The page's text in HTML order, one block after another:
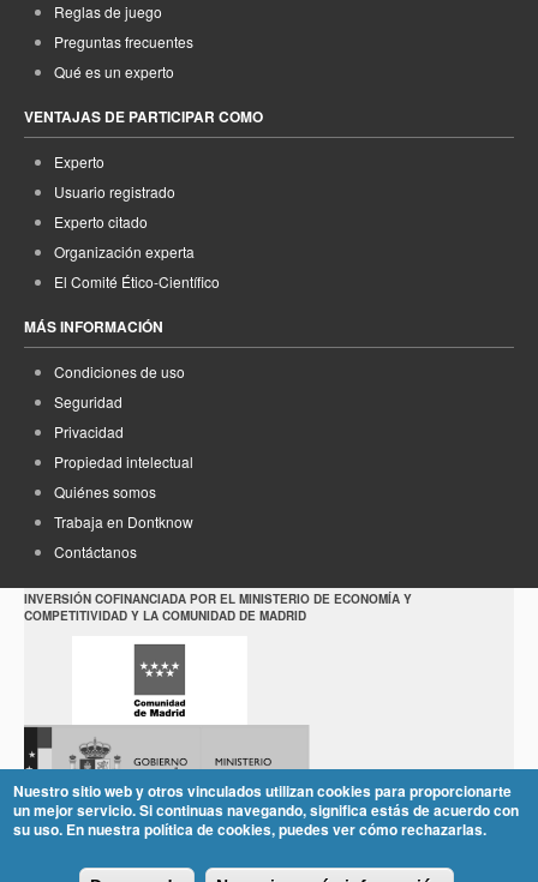
Reglas de juego
Preguntas frecuentes
Qué es un experto
VENTAJAS DE PARTICIPAR COMO
Experto
Usuario registrado
Experto citado
Organización experta
El Comité Ético-Científico
MÁS INFORMACIÓN
Condiciones de uso
Seguridad
Privacidad
Propiedad intelectual
Quiénes somos
Trabaja en Dontknow
Contáctanos
INVERSIÓN COFINANCIADA POR EL MINISTERIO DE ECONOMÍA Y
COMPETITIVIDAD Y LA COMUNIDAD DE MADRID
Nuestro sitio web y otros vinculados utilizan cookies para proporcionarte
un mejor servicio. Si continuas navegando, significa estás de acuerdo con
su uso. En nuestra política de cookies, puedes ver cómo rechazarlas.